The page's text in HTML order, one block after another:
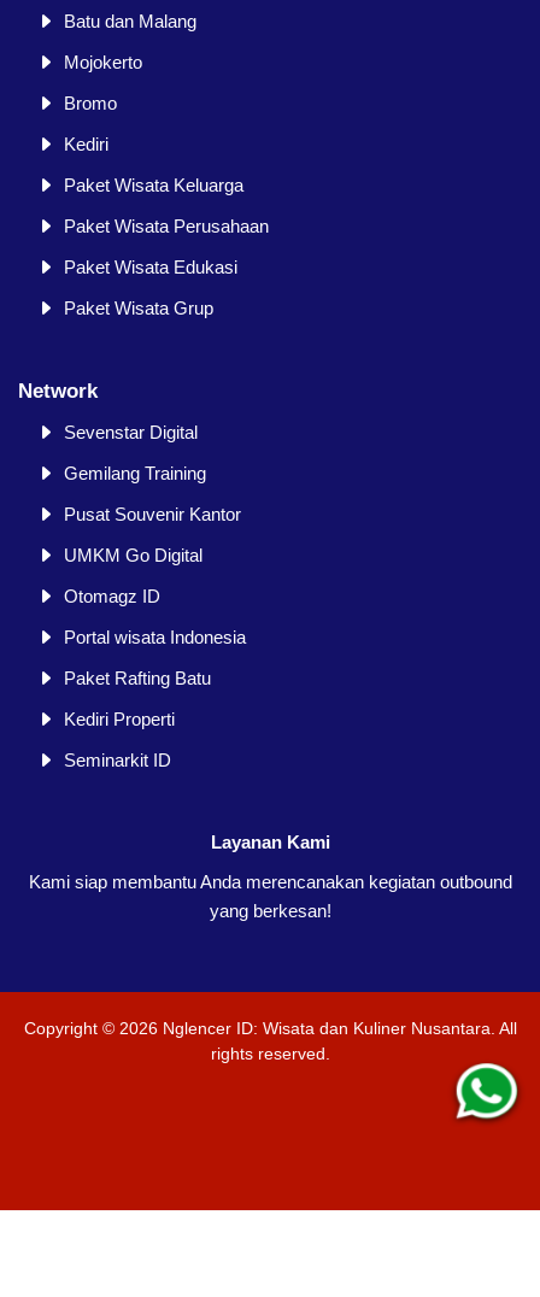
Batu dan Malang
Mojokerto
Bromo
Kediri
Paket Wisata Keluarga
Paket Wisata Perusahaan
Paket Wisata Edukasi
Paket Wisata Grup
Network
Sevenstar Digital
Gemilang Training
Pusat Souvenir Kantor
UMKM Go Digital
Otomagz ID
Portal wisata Indonesia
Paket Rafting Batu
Kediri Properti
Seminarkit ID
Layanan Kami
Kami siap membantu Anda merencanakan kegiatan outbound
yang berkesan!
Copyright © 2026 Nglencer ID: Wisata dan Kuliner Nusantara . All
rights reserved.